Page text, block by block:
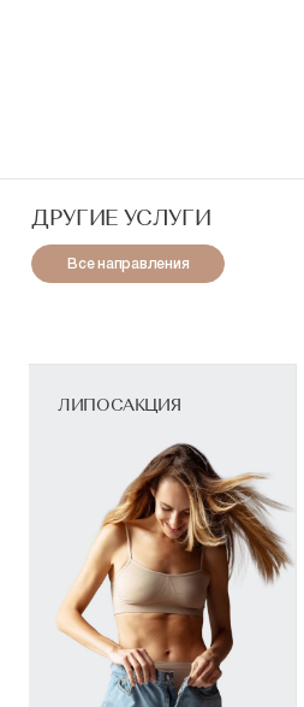
ДРУГИЕ УСЛУГИ
Все направления
ЛИПОСАКЦИЯ